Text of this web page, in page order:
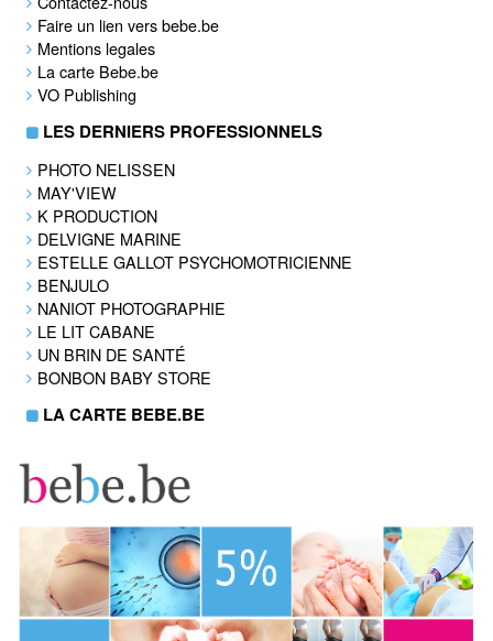
Faire un lien vers bebe.be
Mentions legales
La carte Bebe.be
VO Publishing
LES DERNIERS PROFESSIONNELS
PHOTO NELISSEN
MAY'VIEW
K PRODUCTION
DELVIGNE MARINE
ESTELLE GALLOT PSYCHOMOTRICIENNE
BENJULO
NANIOT PHOTOGRAPHIE
LE LIT CABANE
UN BRIN DE SANTÉ
BONBON BABY STORE
LA CARTE BEBE.BE